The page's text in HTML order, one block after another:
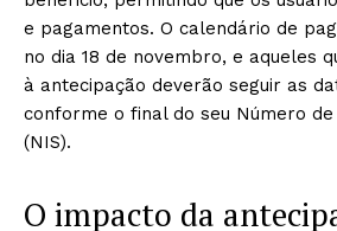
e pagamentos. O calendário de
no dia 18 de novembro, e aqueles
à antecipação deverão seguir as
conforme o final do seu Número
(NIS).
O impacto da